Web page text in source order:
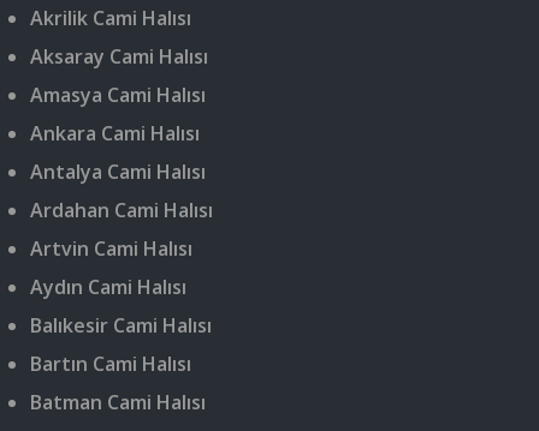
Akrilik Cami Halısı
Aksaray Cami Halısı
Amasya Cami Halısı
Ankara Cami Halısı
Antalya Cami Halısı
Ardahan Cami Halısı
Artvin Cami Halısı
Aydın Cami Halısı
Balıkesir Cami Halısı
Bartın Cami Halısı
Batman Cami Halısı